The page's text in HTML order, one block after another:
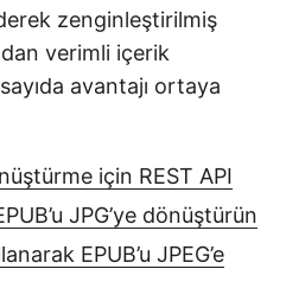
zenginleştirilmiş
verimli içerik
avantajı ortaya
için REST API
JPG’ye dönüştürün
EPUB’u JPEG’e